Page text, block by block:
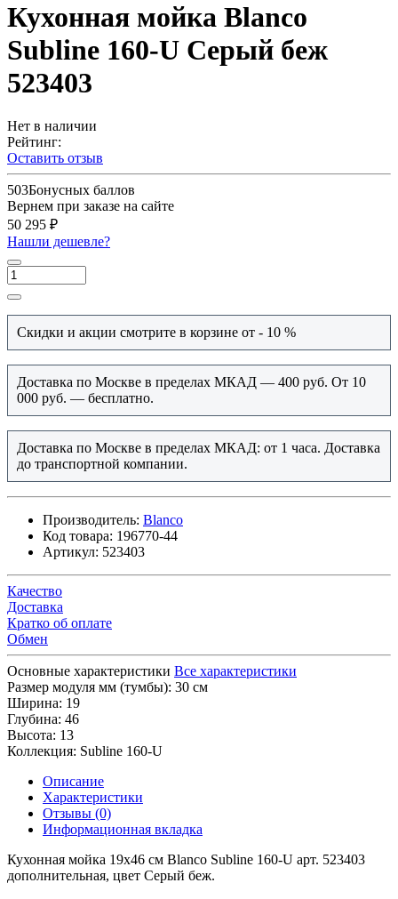
Кухонная мойка Blanco
Subline 160-U Серый беж
523403
Нет в наличии
Рейтинг:
Оставить отзыв
503Бонусных баллов
Вернем при заказе на сайте
50 295 ₽
Нашли дешевле?
Скидки и акции смотрите в корзине от - 10 %
Доставка по Москве в пределах МКАД — 400 руб. От 10
000 руб. — бесплатно.
Доставка по Москве в пределах МКАД: от 1 часа. Доставка
до транспортной компании.
Производитель: Blanco
Код товара: 196770-44
Артикул: 523403
Качество
Доставка
Кратко об оплате
Обмен
Основные характеристики Все характеристики
Размер модуля мм (тумбы): 30 см
Ширина: 19
Глубина: 46
Высота: 13
Коллекция: Subline 160-U
Описание
Характеристики
Отзывы (0)
Информационная вкладка
Кухонная мойка 19х46 см Blanco Subline 160-U арт. 523403
дополнительная, цвет Серый беж.